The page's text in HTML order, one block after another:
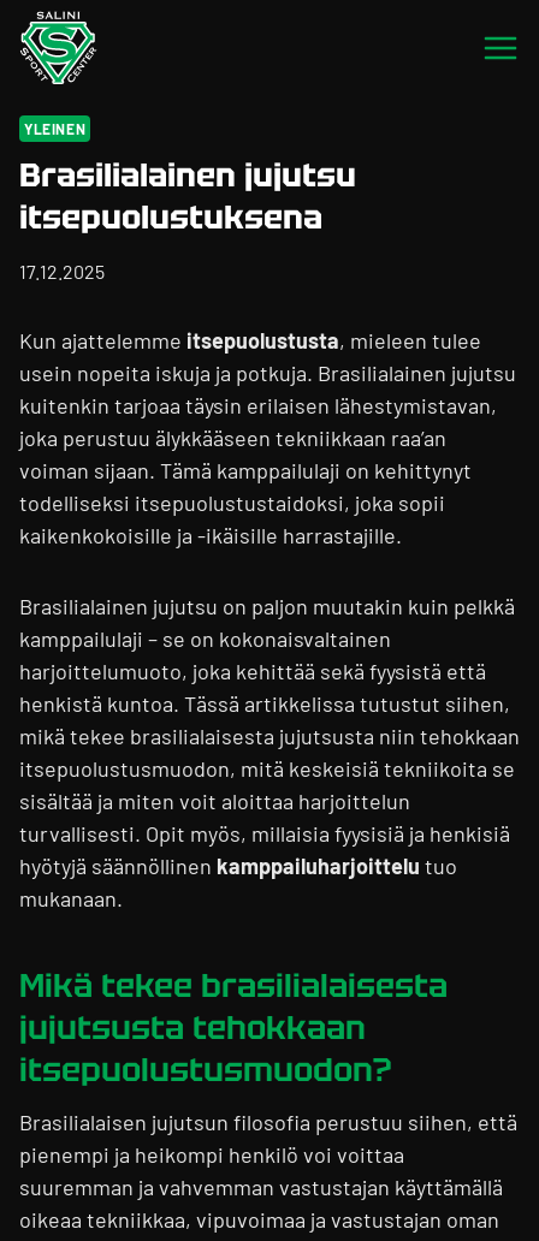
Siirry
sisältöön
YLEINEN
Brasilialainen jujutsu
itsepuolustuksena
17.12.2025
Kun ajattelemme itsepuolustusta, mieleen tulee
usein nopeita iskuja ja potkuja. Brasilialainen jujutsu
kuitenkin tarjoaa täysin erilaisen lähestymistavan,
joka perustuu älykkääseen tekniikkaan raa’an
voiman sijaan. Tämä kamppailulaji on kehittynyt
todelliseksi itsepuolustustaidoksi, joka sopii
kaikenkokoisille ja -ikäisille harrastajille.
Brasilialainen jujutsu on paljon muutakin kuin pelkkä
kamppailulaji – se on kokonaisvaltainen
harjoittelumuoto, joka kehittää sekä fyysistä että
henkistä kuntoa. Tässä artikkelissa tutustut siihen,
mikä tekee brasilialaisesta jujutsusta niin tehokkaan
itsepuolustusmuodon, mitä keskeisiä tekniikoita se
sisältää ja miten voit aloittaa harjoittelun
turvallisesti. Opit myös, millaisia fyysisiä ja henkisiä
hyötyjä säännöllinen kamppailuharjoittelu tuo
mukanaan.
Mikä tekee brasilialaisesta
jujutsusta tehokkaan
itsepuolustusmuodon?
Brasilialaisen jujutsun filosofia perustuu siihen, että
pienempi ja heikompi henkilö voi voittaa
suuremman ja vahvemman vastustajan käyttämällä
oikeaa tekniikkaa, vipuvoimaa ja vastustajan oman